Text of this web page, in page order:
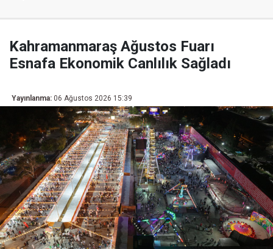
Kahramanmaraş Ağustos Fuarı
Esnafa Ekonomik Canlılık Sağladı
Yayınlanma: 06 Ağustos 2026 15:39